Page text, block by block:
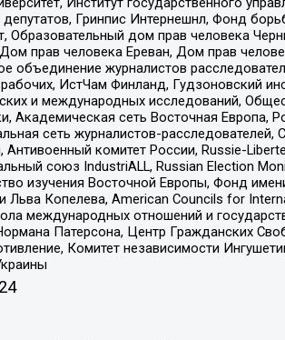
Гринпис Интернешнл, Фонд
Образовательный дом прав человека
прав человека Ереван, Дом прав
объединение журналистов
ИстЧам Финланд, Гудзоновский
и международных исследований,
Академическая сеть Восточная Европа,
сеть журналистов-
комитет России, Russie-
союз IndustriALL, Russian Election
изучения Восточной Европы, Фонд
Копелева, American Councils for
международных отношений и
Патерсона, Центр Гражданских
Комитет независимости